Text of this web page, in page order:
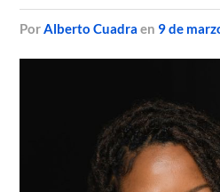
porAlberto Cuadra en 9 de